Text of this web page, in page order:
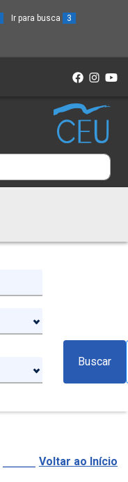
Ir para busca 3
Buscar
Voltar ao Início